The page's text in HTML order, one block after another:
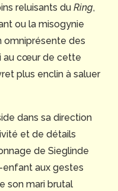
reluisants du Ring,
ou la misogynie
omniprésente des
au cœur de cette
plus enclin à saluer
dans sa direction
et de détails
de Sieglinde
aux gestes
son mari brutal